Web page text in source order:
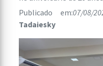
Publicado em:07/08/
Tadaiesky